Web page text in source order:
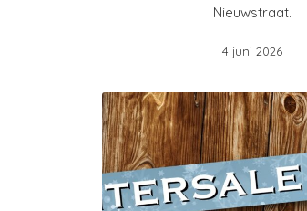
Nieuwstraat.
4 juni 2026